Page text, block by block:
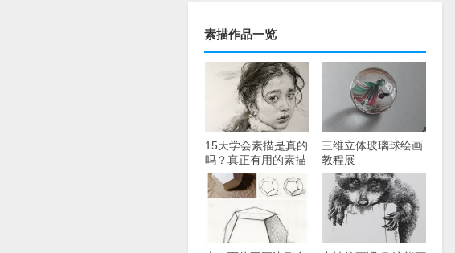
素描作品一览
15天学会素描是真的
吗？真正有用的素描
教程在这！
三维立体玻璃球绘画
教程展